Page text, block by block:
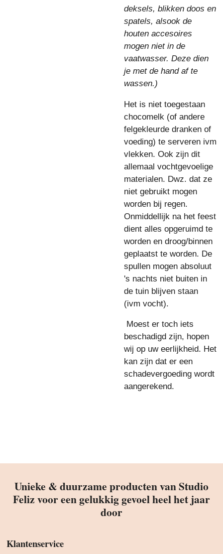
deksels, blikken doos en
spatels, alsook de
houten accesoires
mogen niet in de
vaatwasser. Deze dien
je met de hand af te
wassen.)
Het is niet toegestaan
chocomelk (of andere
felgekleurde dranken of
voeding) te serveren ivm
vlekken. Ook zijn dit
allemaal vochtgevoelige
materialen. Dwz. dat ze
niet gebruikt mogen
worden bij regen.
Onmiddellijk na het feest
dient alles opgeruimd te
worden en droog/binnen
geplaatst te worden. De
spullen mogen absoluut
's nachts niet buiten in
de tuin blijven staan
(ivm vocht).
Moest er toch iets
beschadigd zijn, hopen
wij op uw eerlijkheid. Het
kan zijn dat er een
schadevergoeding wordt
aangerekend.
Unieke & duurzame producten van Studio
Feliz voor een gelukkig gevoel heel het jaar
door
Klantenservice